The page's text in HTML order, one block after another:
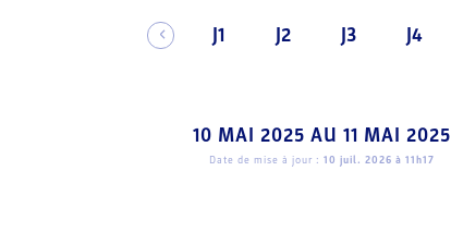
J1 J2 J3 J4
10 MAI 2025 AU 11 MAI 2025
Date de mise à jour : 10 juil. 2026 à 11h17